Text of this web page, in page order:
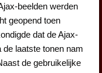
beelden werden
geopend toen
dat de Ajax-
laatste tonen nam
de gebruikelijke